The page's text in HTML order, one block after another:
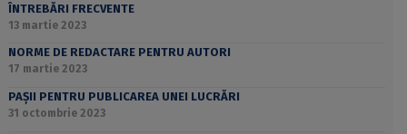
ÎNTREBĂRI FRECVENTE
13 martie 2023
NORME DE REDACTARE PENTRU AUTORI
17 martie 2023
PAȘII PENTRU PUBLICAREA UNEI LUCRĂRI
31 octombrie 2023